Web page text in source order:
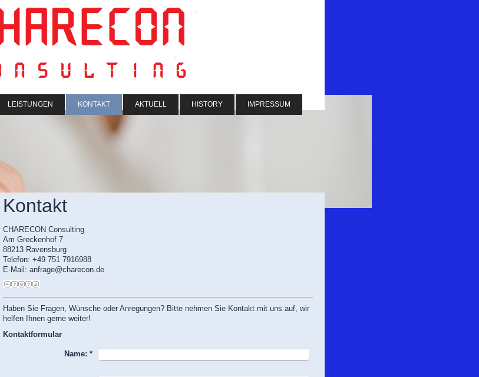
LEISTUNGEN KONTAKT AKTUELL HISTORY IMPRESSUM
Kontakt
CHARECON Consulting
Am Greckenhof 7
88213 Ravensburg
Telefon: +49 751 7916988
E-Mail: anfrage@charecon.de
Haben Sie Fragen, Wünsche oder Anregungen? Bitte nehmen Sie Kontakt mit uns auf, wir
helfen Ihnen gerne weiter!
Kontaktformular
Name: *